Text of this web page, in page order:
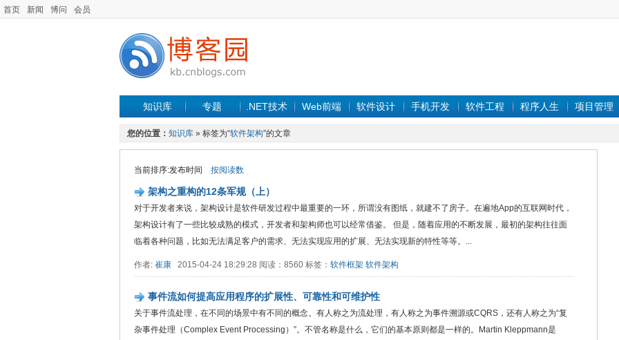
首页 新闻 博问 会员
知识库 专题 .NET技术 Web前端 软件设计 手机开发 软件工程 程序人生 项目管理
您的位置： 知识库 » 标签为“软件架构”的文章
当前排序:发布时间 按阅读数
架构之重构的12条军规（上）
对于开发者来说，架构设计是软件研发过程中最重要的一环，所谓没有图纸，就建不了房子。在遍地App的互联网时代，
架构设计有了一些比较成熟的模式，开发者和架构师也可以经常借鉴。 但是，随着应用的不断发展，最初的架构往往面
临着各种问题，比如无法满足客户的需求、无法实现应用的扩展、无法实现新的特性等等。...
作者: 崔康 2015-04-24 18:29:28 阅读：8560 标签： 软件框架 软件架构
事件流如何提高应用程序的扩展性、可靠性和可维护性
关于事件流处理，在不同的场景中有不同的概念。有人称之为流处理，有人称之为事件溯源或CQRS，还有人称之为“复
杂事件处理（Complex Event Processing）”。不管名称是什么，它们的基本原则都是一样的。Martin Kleppmann是